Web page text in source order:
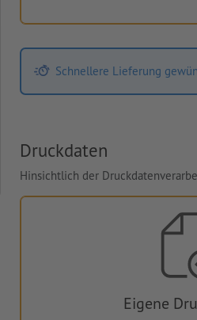
Schnellere Lieferung
Druckdaten
Hinsichtlich der
Eigene